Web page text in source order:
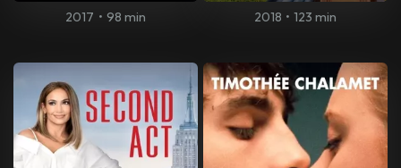
2017 • 98 min 2018 • 123 min